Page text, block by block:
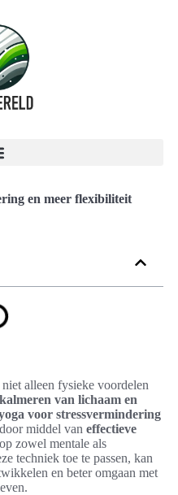
en meer flexibiliteit
alleen fysieke voordelen
kalmeren van lichaam en
voor stressvermindering
middel van effectieve
zowel mentale als
techniek toe te passen, kan
en beter omgaan met